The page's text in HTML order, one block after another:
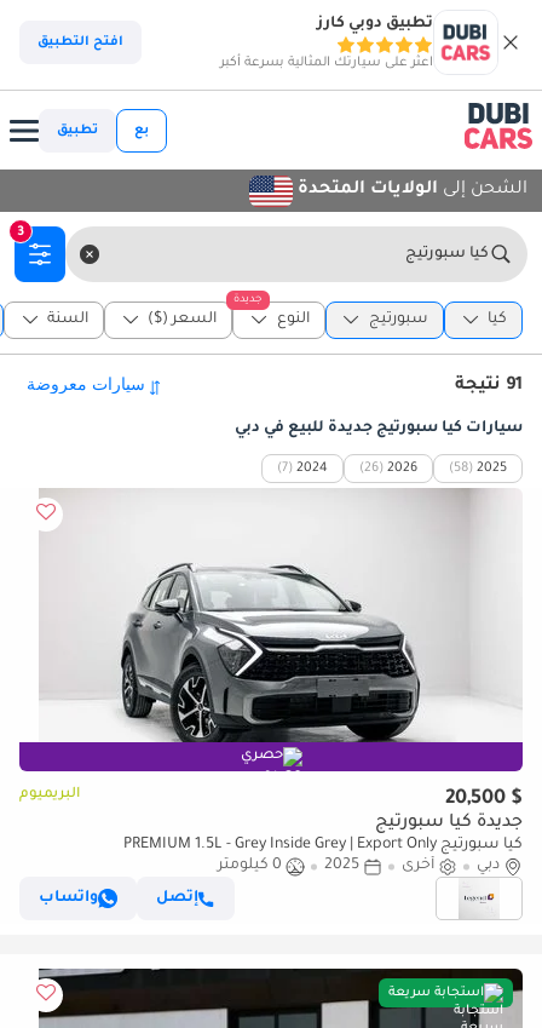
تطبيق دوبي كارز
اعثر على سيارتك المثالية بسرعة أكبر
افتح التطبيق
بع تطبيق
الشحن إلى الولايات المتحدة
كيا سبورتيج
3
كيا سبورتيج
جديدة
النوع السعر ($) السنة
91 نتيجة
سيارات كيا سبورتيج جديدة للبيع في دبي
2025
(58)
2026
(26)
2024
(7)
حصري
$ 20,500 البريميوم
جديدة كيا سبورتيج
كيا سبورتيج PREMIUM 1.5L - Grey Inside Grey | Export Only
دبي
أخرى 2025
0 كيلومتر
إتصل
واتساب
استجابة سريعة